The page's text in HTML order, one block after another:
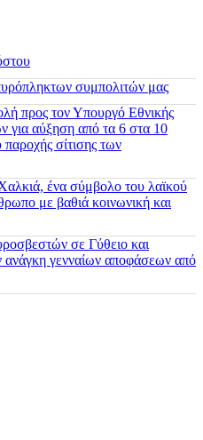
συμπολιτών μας
προς τον Υπουργό Εθνικής
για αύξηση από τα 6 στα 10
σίτισης των
ένα σύμβολο του λαϊκού
με βαθιά κοινωνική και
σε Γύθειο και
ανάγκη γενναίων αποφάσεων από